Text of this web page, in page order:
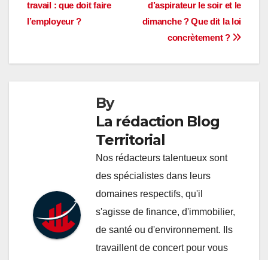
de
d’aspirateur le soir et le
dimanche ? Que dit la loi
concrètement ?
travail : que doit faire
l’employeur ?
By
La rédaction Blog
Territorial
Nos rédacteurs talentueux sont
des spécialistes dans leurs
domaines respectifs, qu'il
s'agisse de finance, d'immobilier,
de santé ou d'environnement. Ils
travaillent de concert pour vous